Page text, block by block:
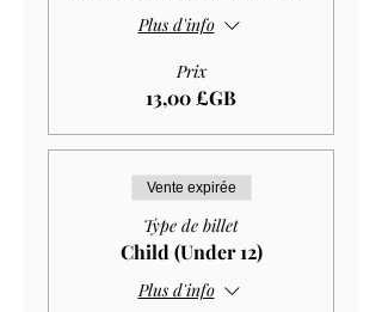
Plus d'info
Prix
13,00 £GB
Vente expirée
Type de billet
Child (Under 12)
Plus d'info